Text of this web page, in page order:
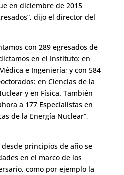
en diciembre de 2015
dijo el director del
con 289 egresados de
en el Instituto: en
e Ingeniería; y con 584
en Ciencias de la
y en Física. También
a 177 Especialistas en
de la Energía Nuclear”,
principios de año se
en el marco de los
como por ejemplo la